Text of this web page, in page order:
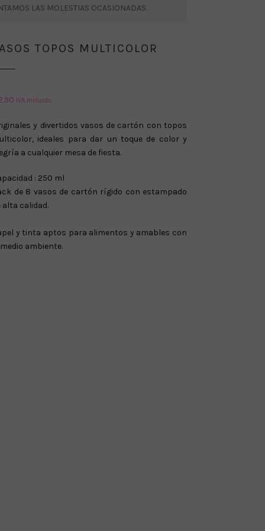
LAS MOLESTIAS OCASIONADAS.
TOPOS MULTICOLOR
IVA Incluido
y divertidos vasos de cartón con topos
ideales para dar un toque de color y
a cualquier mesa de fiesta.
: 250 ml
de 8 vasos de cartón rígido con estampado
alta calidad.
y tinta aptos para alimentos y amables con
ambiente.